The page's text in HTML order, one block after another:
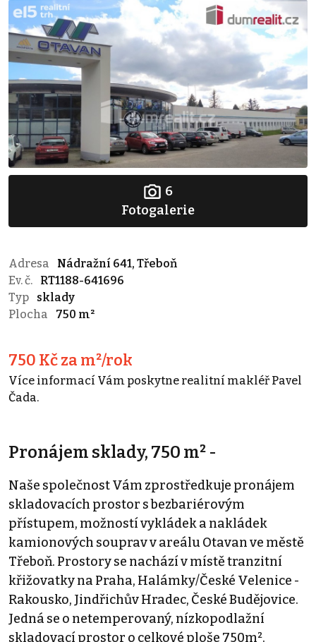
6
Fotogalerie
Adresa
Nádražní 641, Třeboň
Ev. č.
RT1188-641696
Typ
sklady
Plocha
750 m²
750 Kč za m²/rok
Více informací Vám poskytne realitní makléř Pavel
Čada.
Pronájem sklady, 750 m² -
Naše společnost Vám zprostředkuje pronájem
skladovacích prostor s bezbariérovým
přístupem, možností vykládek a nakládek
kamionových souprav v areálu Otavan ve městě
Třeboň. Prostory se nachází v místě tranzitní
křižovatky na Praha, Halámky/České Velenice -
Rakousko, Jindřichův Hradec, České Budějovice.
Jedná se o netemperovaný, nízkopodlažní
skladovací prostor o celkové ploše 750m².